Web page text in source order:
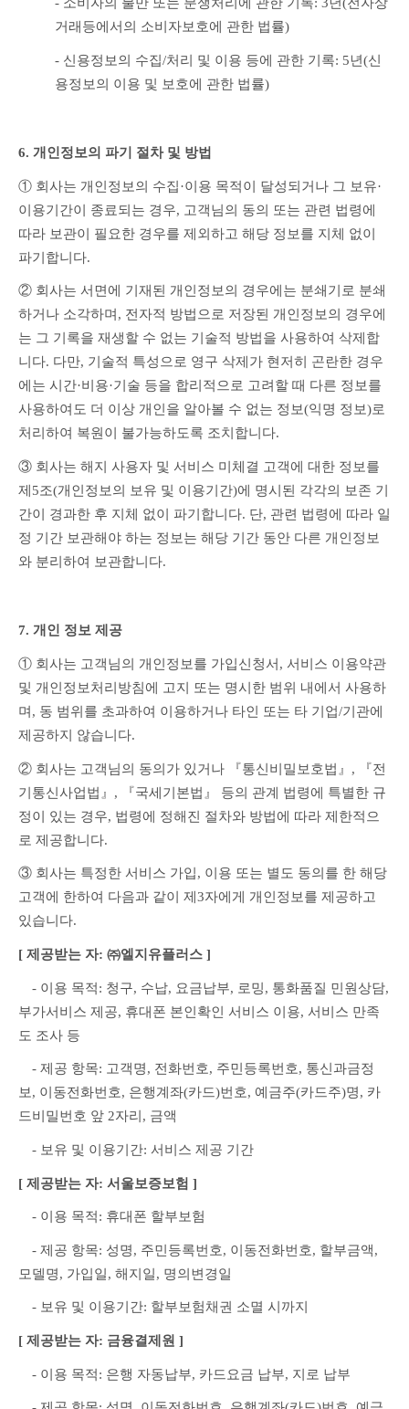
거래등에서의 소비자보호에 관한 법률)
- 신용정보의 수집/처리 및 이용 등에 관한 기록: 5년(신
용정보의 이용 및 보호에 관한 법률)
6. 개인정보의 파기 절차 및 방법
① 회사는 개인정보의 수집·이용 목적이 달성되거나 그 보유·
이용기간이 종료되는 경우, 고객님의 동의 또는 관련 법령에
따라 보관이 필요한 경우를 제외하고 해당 정보를 지체 없이
파기합니다.
② 회사는 서면에 기재된 개인정보의 경우에는 분쇄기로 분쇄
하거나 소각하며, 전자적 방법으로 저장된 개인정보의 경우에
는 그 기록을 재생할 수 없는 기술적 방법을 사용하여 삭제합
니다. 다만, 기술적 특성으로 영구 삭제가 현저히 곤란한 경우
에는 시간·비용·기술 등을 합리적으로 고려할 때 다른 정보를
사용하여도 더 이상 개인을 알아볼 수 없는 정보(익명 정보)로
처리하여 복원이 불가능하도록 조치합니다.
③ 회사는 해지 사용자 및 서비스 미체결 고객에 대한 정보를
제5조(개인정보의 보유 및 이용기간)에 명시된 각각의 보존 기
간이 경과한 후 지체 없이 파기합니다. 단, 관련 법령에 따라 일
정 기간 보관해야 하는 정보는 해당 기간 동안 다른 개인정보
와 분리하여 보관합니다.
7. 개인 정보 제공
① 회사는 고객님의 개인정보를 가입신청서, 서비스 이용약관
및 개인정보처리방침에 고지 또는 명시한 범위 내에서 사용하
며, 동 범위를 초과하여 이용하거나 타인 또는 타 기업/기관에
제공하지 않습니다.
② 회사는 고객님의 동의가 있거나 『통신비밀보호법』, 『전
기통신사업법』, 『국세기본법』 등의 관계 법령에 특별한 규
정이 있는 경우, 법령에 정해진 절차와 방법에 따라 제한적으
로 제공합니다.
③ 회사는 특정한 서비스 가입, 이용 또는 별도 동의를 한 해당
고객에 한하여 다음과 같이 제3자에게 개인정보를 제공하고
있습니다.
[ 제공받는 자: ㈜엘지유플러스 ]
- 이용 목적: 청구, 수납, 요금납부, 로밍, 통화품질 민원상담,
부가서비스 제공, 휴대폰 본인확인 서비스 이용, 서비스 만족
도 조사 등
- 제공 항목: 고객명, 전화번호, 주민등록번호, 통신과금정
보, 이동전화번호, 은행계좌(카드)번호, 예금주(카드주)명, 카
드비밀번호 앞 2자리, 금액
- 보유 및 이용기간: 서비스 제공 기간
[ 제공받는 자: 서울보증보험 ]
- 이용 목적: 휴대폰 할부보험
- 제공 항목: 성명, 주민등록번호, 이동전화번호, 할부금액,
모델명, 가입일, 해지일, 명의변경일
- 보유 및 이용기간: 할부보험채권 소멸 시까지
[ 제공받는 자: 금융결제원 ]
- 이용 목적: 은행 자동납부, 카드요금 납부, 지로 납부